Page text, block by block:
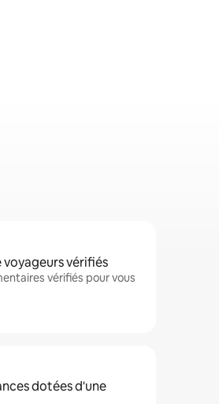
vérifiés
vérifiés pour vous
dotées d'une